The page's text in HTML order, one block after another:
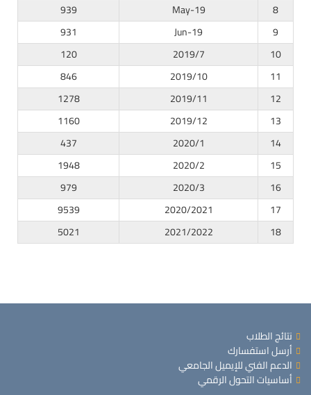
939
May-19
8
931
Jun-19
9
120
2019/7
10
846
2019/10
11
1278
2019/11
12
1160
2019/12
13
437
2020/1
14
1948
2020/2
15
979
2020/3
16
9539
2020/2021
17
5021
2021/2022 18
نتائج الطلاب
أرسل استفسارك
الدعم الفني للإيميل الجامعي
أساسيات التحول الرقمي